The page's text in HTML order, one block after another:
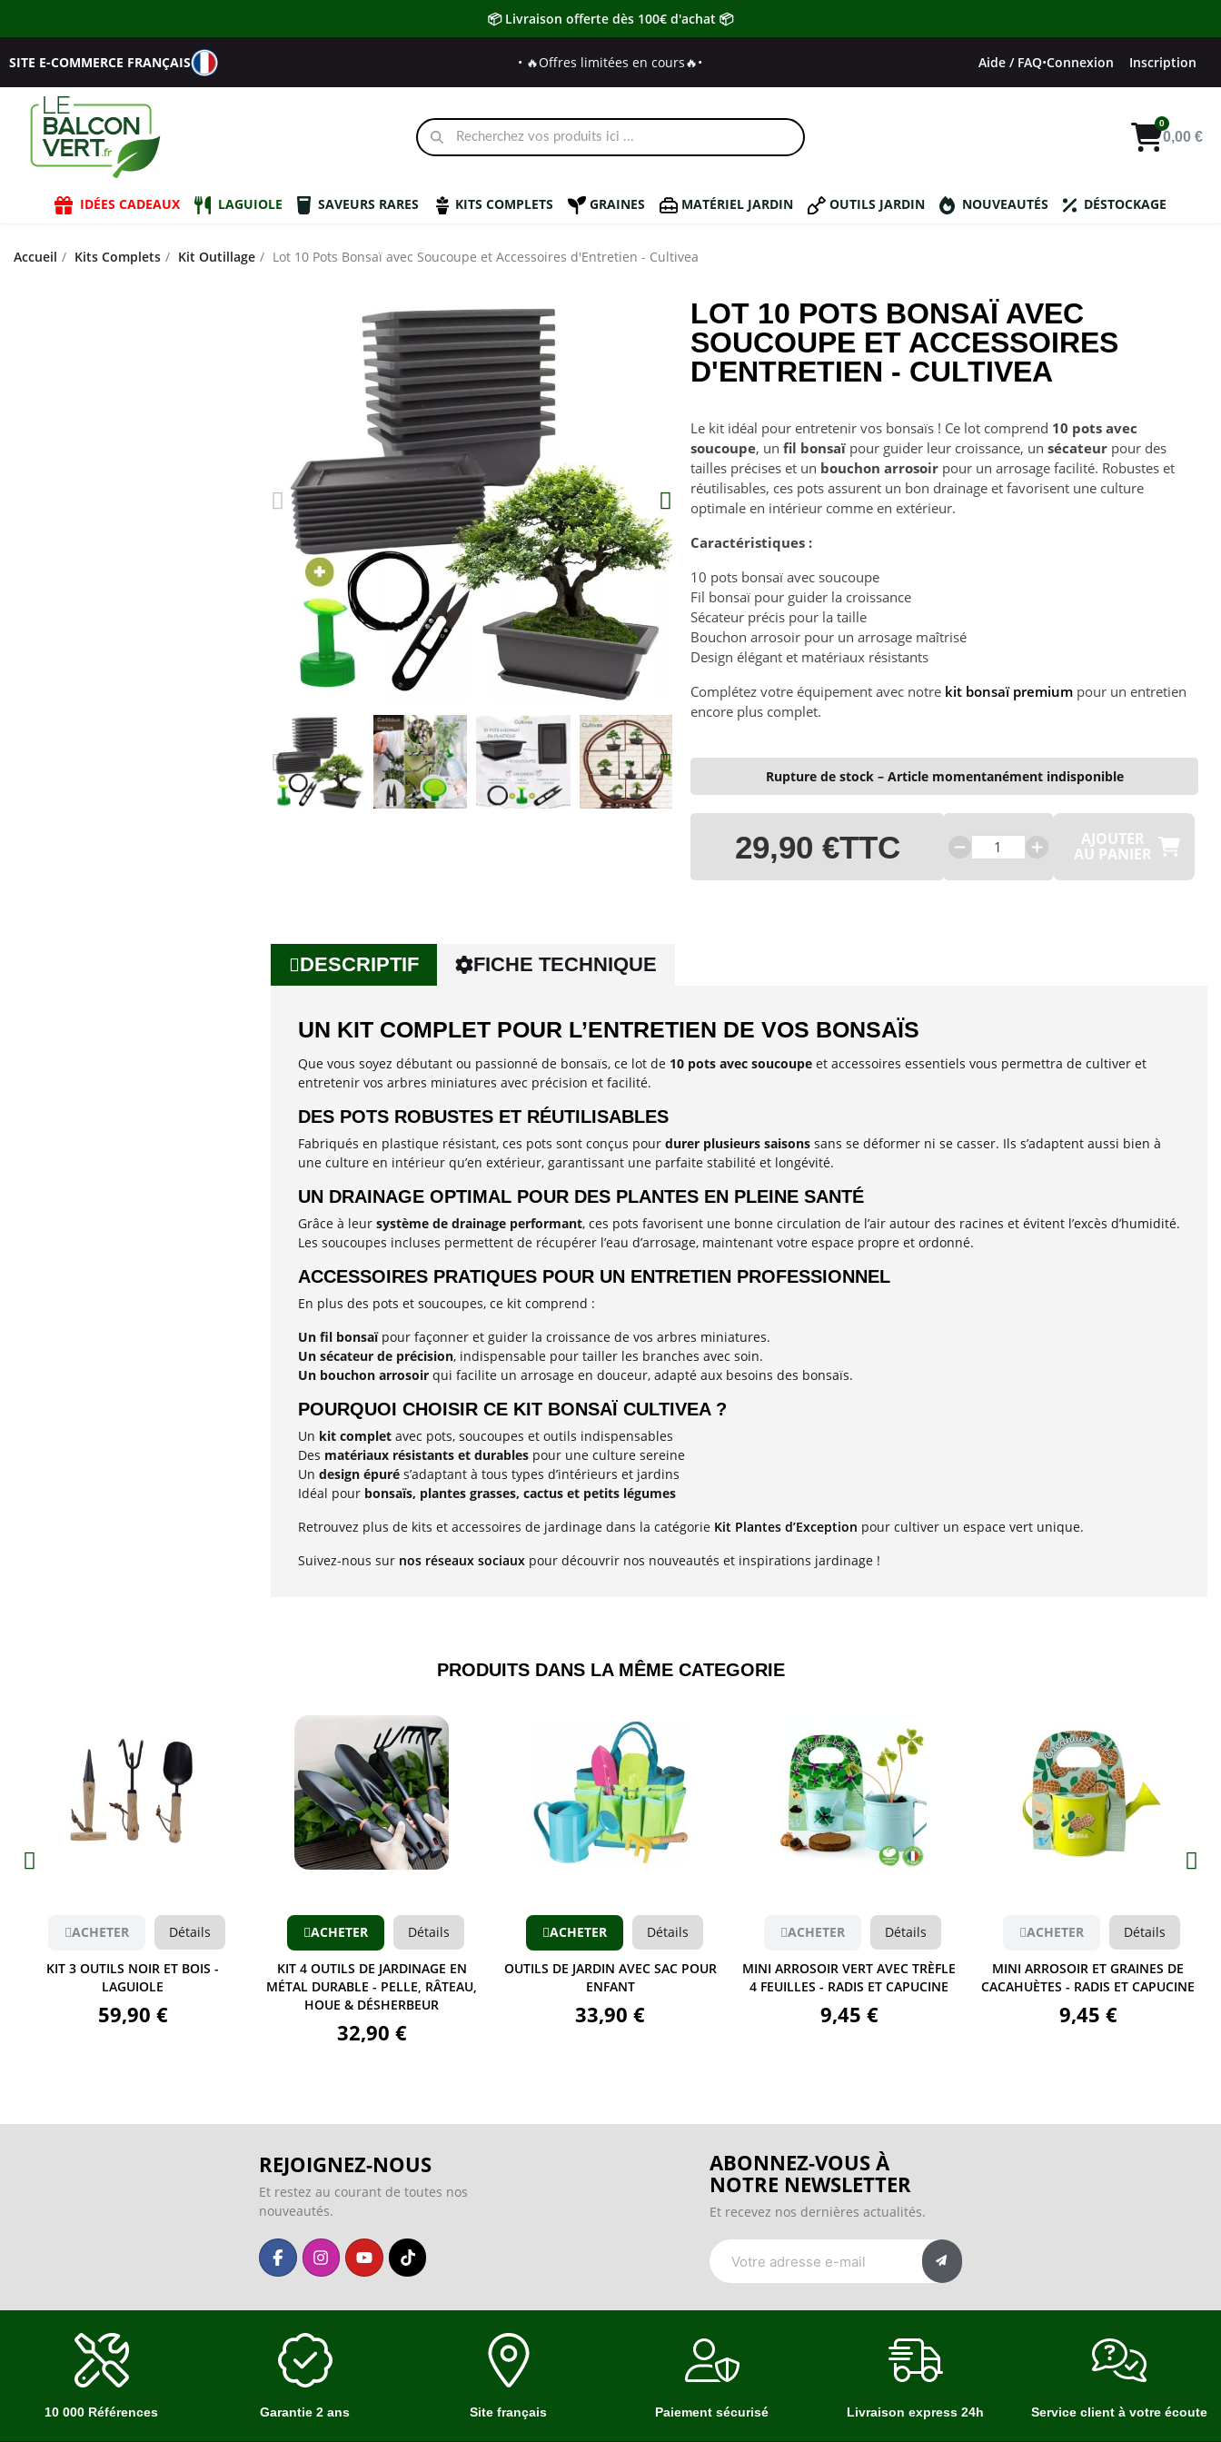
📦 Livraison offerte dès 100€ d'achat 📦
SITE E-COMMERCE FRANÇAIS • 🔥Offres limitées en cours🔥• Aide / FAQ•Connexion Inscription
0,00 €
IDÉES CADEAUX LAGUIOLE SAVEURS RARES KITS COMPLETS GRAINES MATÉRIEL JARDIN OUTILS JARDIN NOUVEAUTÉS DÉSTOCKAGE
Accueil Kits Complets Kit Outillage Lot 10 Pots Bonsaï avec Soucoupe et Accessoires d'Entretien - Cultivea
LOT 10 POTS BONSAÏ AVEC
SOUCOUPE ET ACCESSOIRES
D'ENTRETIEN - CULTIVEA
Le kit idéal pour entretenir vos bonsaïs ! Ce lot comprend 10 pots avec
soucoupe, unfil bonsaï pour guider leur croissance, unsécateur pour des
tailles précises et un bouchon arrosoir pour un arrosage facilité. Robustes et
réutilisables, ces pots assurent un bon drainage et favorisent une culture
optimale en intérieur comme en extérieur.
Caractéristiques :
10 pots bonsaï avec soucoupe
Fil bonsaï pour guider la croissance
Sécateur précis pour la taille
Bouchon arrosoir pour un arrosage maîtrisé
Design élégant et matériaux résistants
Complétez votre équipement avec notre kit bonsaï premium pour un entretien
encore plus complet.
Rupture de stock – Article momentanément indisponible
29,90 €TTC AJOUTER
AU PANIER
DESCRIPTIF FICHE TECHNIQUE
UN KIT COMPLET POUR L’ENTRETIEN DE VOS BONSAÏS
Que vous soyez débutant ou passionné de bonsaïs, ce lot de 10 pots avec soucoupeet accessoires essentiels vous permettra de cultiver et
entretenir vos arbres miniatures avec précision et facilité.
DES POTS ROBUSTES ET RÉUTILISABLES
Fabriqués en plastique résistant, ces pots sont conçus pour durer plusieurs saisonssans se déformer ni se casser. Ils s’adaptent aussi bien à
une culture en intérieur qu’en extérieur, garantissant une parfaite stabilité et longévité.
UN DRAINAGE OPTIMAL POUR DES PLANTES EN PLEINE SANTÉ
Grâce à leur système de drainage performant, ces pots favorisent une bonne circulation de l’air autour des racines et évitent l’excès d’humidité.
Les soucoupes incluses permettent de récupérer l’eau d’arrosage, maintenant votre espace propre et ordonné.
ACCESSOIRES PRATIQUES POUR UN ENTRETIEN PROFESSIONNEL
En plus des pots et soucoupes, ce kit comprend :
Un fil bonsaïpour façonner et guider la croissance de vos arbres miniatures.
Un sécateur de précision, indispensable pour tailler les branches avec soin.
Un bouchon arrosoirqui facilite un arrosage en douceur, adapté aux besoins des bonsaïs.
POURQUOI CHOISIR CE KIT BONSAÏ CULTIVEA ?
Un kit completavec pots, soucoupes et outils indispensables
Des matériaux résistants et durablespour une culture sereine
Un design épurés’adaptant à tous types d’intérieurs et jardins
Idéal pour bonsaïs, plantes grasses, cactus et petits légumes
Retrouvez plus de kits et accessoires de jardinage dans la catégorie Kit Plantes d’Exception pour cultiver un espace vert unique.
Suivez-nous sur nos réseaux sociauxpour découvrir nos nouveautés et inspirations jardinage !
PRODUITS DANS LA MÊME CATEGORIE​
ACHETER Détails
KIT 3 OUTILS NOIR ET BOIS -
LAGUIOLE
59,90 €
Aperçu
ACHETER Détails
KIT 4 OUTILS DE JARDINAGE EN
MÉTAL DURABLE - PELLE, RÂTEAU,
HOUE & DÉSHERBEUR
32,90 €
Aperçu
ACHETER Détails
OUTILS DE JARDIN AVEC SAC POUR
ENFANT
33,90 €
Aperçu
ACHETER Détails
MINI ARROSOIR VERT AVEC TRÈFLE
4 FEUILLES - RADIS ET CAPUCINE
9,45 €
Aperçu
ACHETER Détails
MINI ARROSOIR ET GRAINES DE
CACAHUÈTES - RADIS ET CAPUCINE
9,45 €
REJOIGNEZ-NOUS
Et restez au courant de toutes nos
nouveautés.
ABONNEZ-VOUS À
NOTRE NEWSLETTER
Et recevez nos dernières actualités.
10 000 Références Garantie 2 ans Site français Paiement sécurisé Livraison express 24h Service client à votre écoute